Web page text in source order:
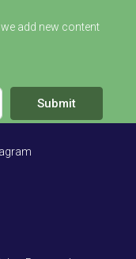
add new content
Submit